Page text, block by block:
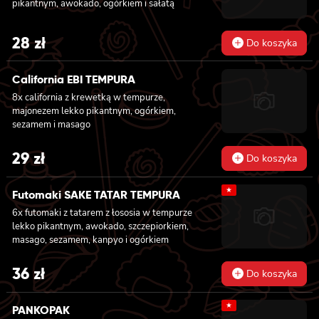
hosomaki z łososiem
pikantnym, awokado, ogórkiem i sałatą
28zł Do koszyka
California EBI TEMPURA
8x california z krewetką w tempurze,
majonezem lekko pikantnym, ogórkiem,
sezamem i masago
29zł Do koszyka
Futomaki SAKE TATAR TEMPURA
6x futomaki z tatarem z łososia w tempurze
lekko pikantnym, awokado, szczepiorkiem,
masago, sezamem, kanpyo i ogórkiem
★
36 zł Do koszyka
PANKOPAK ★